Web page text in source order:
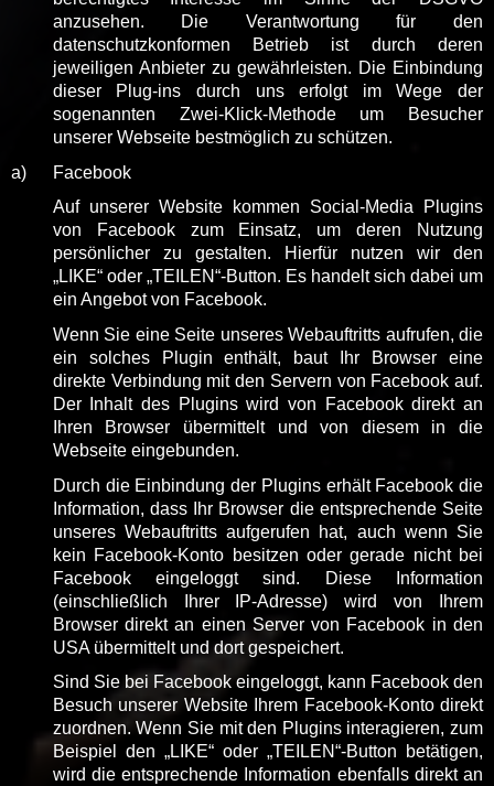
anzusehen. Die Verantwortung für den
datenschutzkonformen Betrieb ist durch deren
jeweiligen Anbieter zu gewährleisten. Die Einbindung
dieser Plug-ins durch uns erfolgt im Wege der
sogenannten Zwei-Klick-Methode um Besucher
unserer Webseite bestmöglich zu schützen.
a)
Facebook
Auf unserer Website kommen Social-Media Plugins
von Facebook zum Einsatz, um deren Nutzung
persönlicher zu gestalten. Hierfür nutzen wir den
„LIKE“ oder „TEILEN“-Button. Es handelt sich dabei um
ein Angebot von Facebook.
Wenn Sie eine Seite unseres Webauftritts aufrufen, die
ein solches Plugin enthält, baut Ihr Browser eine
direkte Verbindung mit den Servern von Facebook auf.
Der Inhalt des Plugins wird von Facebook direkt an
Ihren Browser übermittelt und von diesem in die
Webseite eingebunden.
Durch die Einbindung der Plugins erhält Facebook die
Information, dass Ihr Browser die entsprechende Seite
unseres Webauftritts aufgerufen hat, auch wenn Sie
kein Facebook-Konto besitzen oder gerade nicht bei
Facebook eingeloggt sind. Diese Information
(einschließlich Ihrer IP-Adresse) wird von Ihrem
Browser direkt an einen Server von Facebook in den
USA übermittelt und dort gespeichert.
Sind Sie bei Facebook eingeloggt, kann Facebook den
Besuch unserer Website Ihrem Facebook-Konto direkt
zuordnen. Wenn Sie mit den Plugins interagieren, zum
Beispiel den „LIKE“ oder „TEILEN“-Button betätigen,
wird die entsprechende Information ebenfalls direkt an